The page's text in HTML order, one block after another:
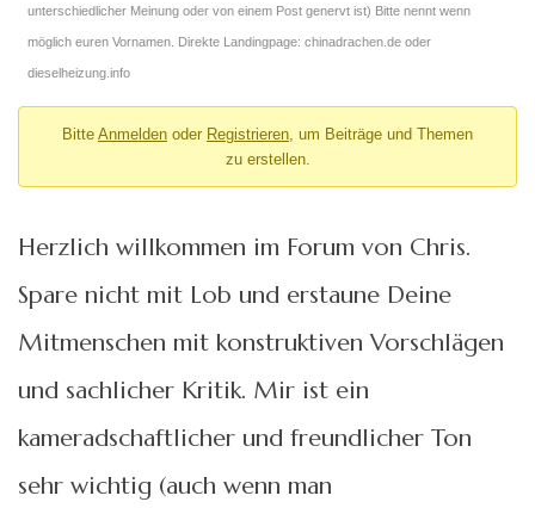
bist
hier:
unterschiedlicher Meinung oder von einem Post genervt ist) Bitte nennt wenn
möglich euren Vornamen. Direkte Landingpage: chinadrachen.de oder
dieselheizung.info
Bitte Anmelden oder Registrieren , um Beiträge und Themen
zu erstellen.
Herzlich willkommen im Forum von Chris.
Spare nicht mit Lob und erstaune Deine
Mitmenschen mit konstruktiven Vorschlägen
und sachlicher Kritik. Mir ist ein
kameradschaftlicher und freundlicher Ton
sehr wichtig (auch wenn man